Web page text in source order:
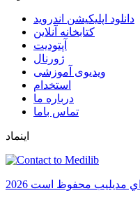
دانلود اپلیکیشن اندروید
ﮐﺘﺎﺑﺨﺎﻧﻪ ﺁﻧﻼﯾﻦ
ﺁﭘﺘﻮﺩﯾﺖ
ﮊﻭﺭﻧﺎﻝ
ویدیوی آموزشی
استخدام
درباره ما
ﺗﻤﺎﺱ ﺑﺎﻣﺎ
اینماد